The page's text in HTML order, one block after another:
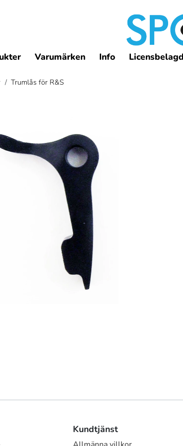
Varumärken Info
/ Trumlås för R&S
Kundtjänst